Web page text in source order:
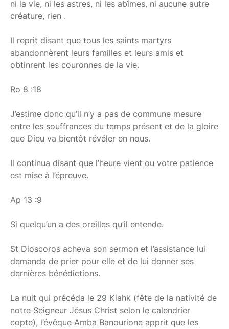
ni la vie, ni les astres, ni les abîmes, ni aucune autre
créature, rien .
Il reprit disant que tous les saints martyrs
abandonnèrent leurs familles et leurs amis et
obtinrent les couronnes de la vie.
Ro 8 :18
J’estime donc qu’il n’y a pas de commune mesure
entre les souffrances du temps présent et de la gloire
que Dieu va bientôt révéler en nous.
Il continua disant que l’heure vient ou votre patience
est mise à l’épreuve.
Ap 13 :9
Si quelqu’un a des oreilles qu’il entende.
St Dioscoros acheva son sermon et l’assistance lui
demanda de prier pour elle et de lui donner ses
dernières bénédictions.
La nuit qui précéda le 29 Kiahk (fête de la nativité de
notre Seigneur Jésus Christ selon le calendrier
copte), l’évêque Amba Banourione apprit que les